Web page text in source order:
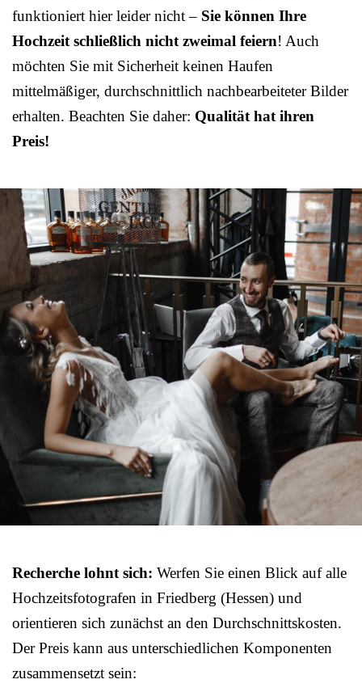
funktioniert hier leider nicht – Sie können Ihre
Hochzeit schließlich nicht zweimal feiern! Auch
möchten Sie mit Sicherheit keinen Haufen
mittelmäßiger, durchschnittlich nachbearbeiteter Bilder
erhalten. Beachten Sie daher: Qualität hat ihren
Preis!
Recherche lohnt sich: Werfen Sie einen Blick auf alle
Hochzeitsfotografen in Friedberg (Hessen) und
orientieren sich zunächst an den Durchschnittskosten.
Der Preis kann aus unterschiedlichen Komponenten
zusammensetzt sein: